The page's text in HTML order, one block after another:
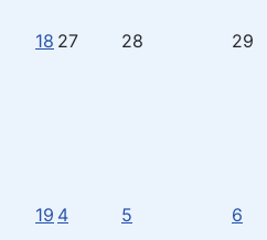
18 27 28 29
19 4 5 6